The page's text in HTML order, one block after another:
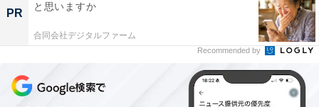
PR
と思いますか
合同会社デジタルファーム
Recommended by